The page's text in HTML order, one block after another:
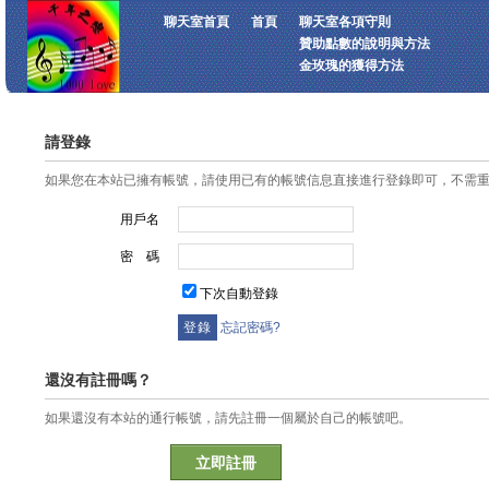
聊天室首頁 首頁
聊天室各項守則
贊助點數的說明與方法
金玫瑰的獲得方法
請登錄
如果您在本站已擁有帳號，請使用已有的帳號信息直接進行登錄即可，不需
用戶名
密 碼
下次自動登錄
忘記密碼?
還沒有註冊嗎？
如果還沒有本站的通行帳號，請先註冊一個屬於自己的帳號吧。
立即註冊